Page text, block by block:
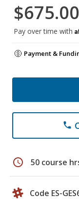
$675.00
Pay over time with
Payment &
phone
schedule 50 course
Code ES-